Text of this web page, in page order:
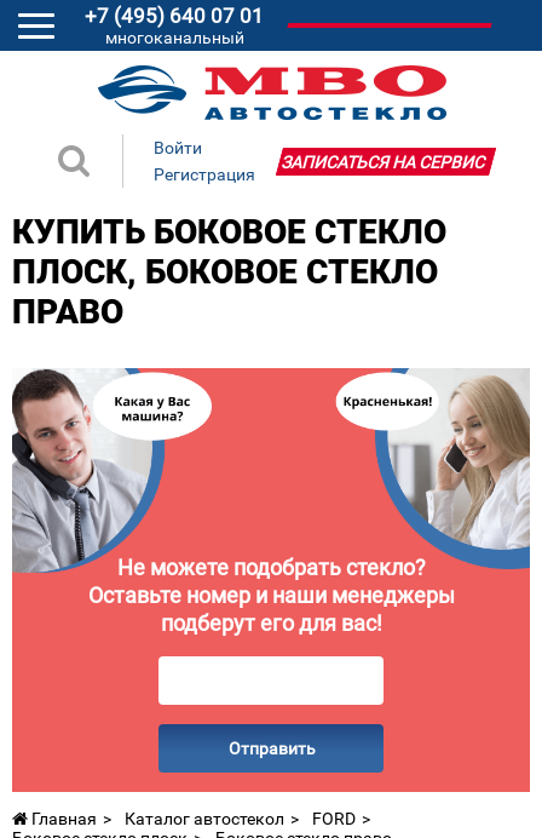
+7 (495) 640 07 01
многоканальный
Войти
Регистрация
ЗАПИСАТЬСЯ НА СЕРВИС
КУПИТЬ БОКОВОЕ СТЕКЛО
ПЛОСК, БОКОВОЕ СТЕКЛО
ПРАВО
Не можете подобрать стекло?
Оставьте номер и наши менеджеры
подберут его для вас!
Отправить
Главная Каталог автостекол
FORD